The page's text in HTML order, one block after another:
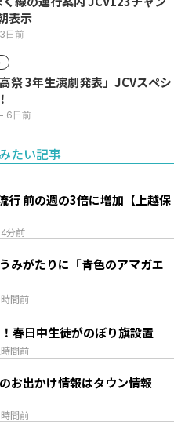
表示
日前
高祭 3年生演劇発表」JCVスペシ
- 6日前
たい記事
分前
【上越保
間前
みがたりに「青色のアマガエ
間前
春日中生徒がのぼり旗設置
間前
お出かけ情報はタウン情報